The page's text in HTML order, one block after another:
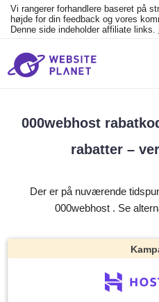
Vi rangerer forhandlere baseret på
højde for din feedback og vores
Denne side indeholder affiliate links.
000webhost
rabatter –
Der er på nuværende
000webhost . Se